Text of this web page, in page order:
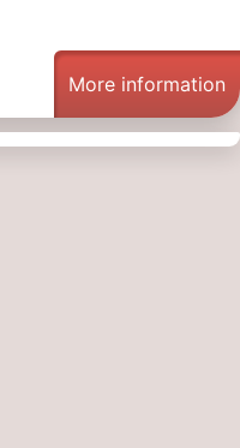
More information